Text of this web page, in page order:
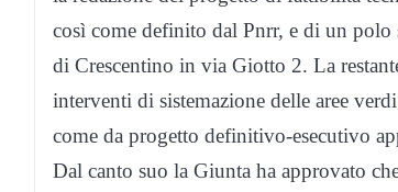
così come definito dal Pnrr, e di un polo
di Crescentino in via Giotto 2. La
interventi di sistemazione delle aree
come da progetto definitivo-esecutivo
Dal canto suo la Giunta ha approvato